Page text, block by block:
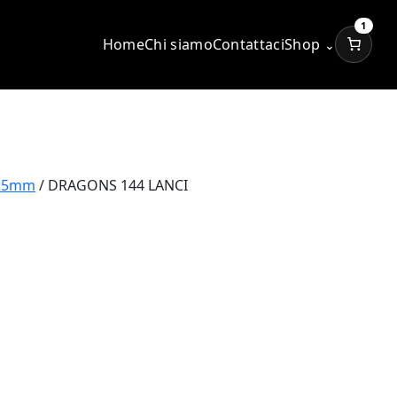
HomeChi siamoContattaciShop ⌄
1
/ DRAGONS 144 LANCI